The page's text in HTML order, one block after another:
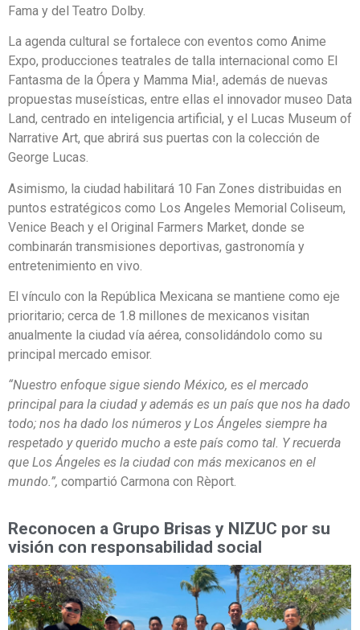
Fama y del Teatro Dolby.
La agenda cultural se fortalece con eventos como Anime
Expo, producciones teatrales de talla internacional como El
Fantasma de la Ópera y Mamma Mia!, además de nuevas
propuestas museísticas, entre ellas el innovador museo Data
Land, centrado en inteligencia artificial, y el Lucas Museum of
Narrative Art, que abrirá sus puertas con la colección de
George Lucas.
Asimismo, la ciudad habilitará 10 Fan Zones distribuidas en
puntos estratégicos como Los Angeles Memorial Coliseum,
Venice Beach y el Original Farmers Market, donde se
combinarán transmisiones deportivas, gastronomía y
entretenimiento en vivo.
El vínculo con la República Mexicana se mantiene como eje
prioritario; cerca de 1.8 millones de mexicanos visitan
anualmente la ciudad vía aérea, consolidándolo como su
principal mercado emisor.
“Nuestro enfoque sigue siendo México, es el mercado
principal para la ciudad y además es un país que nos ha dado
todo; nos ha dado los números y Los Ángeles siempre ha
respetado y querido mucho a este país como tal. Y recuerda
que Los Ángeles es la ciudad con más mexicanos en el
mundo.”, compartió Carmona con Rèport.
Reconocen a Grupo Brisas y NIZUC por su
visión con responsabilidad social